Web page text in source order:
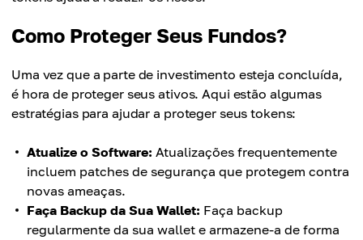
Como Proteger Seus Fundos?
Uma vez que a parte de investimento esteja concluída,
é hora de proteger seus ativos. Aqui estão algumas
estratégias para ajudar a proteger seus tokens:
Atualize o Software: Atualizações frequentemente
incluem patches de segurança que protegem contra
novas ameaças.
Faça Backup da Sua Wallet: Faça backup
regularmente da sua wallet e armazene-a de forma